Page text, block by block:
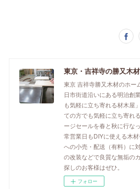
東京 吉祥寺勝又木材のホー
日市街道沿いにある明治創
も気軽に立ち寄れる材木屋
ての方でも気軽に立ち寄れ
ージセールを春と秋に行な
常営業日もDIYに使える木
への小売・配送（有料）に
の改装などで良質な無垢の
探しのお客様はぜひ。
フォロー